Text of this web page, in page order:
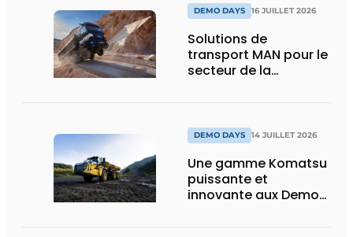
DEMO DAYS 16 JUILLET 2026
Solutions de
transport MAN pour le
secteur de la
DEMO DAYS 14 JUILLET 2026
Une gamme Komatsu
puissante et
innovante aux Demo